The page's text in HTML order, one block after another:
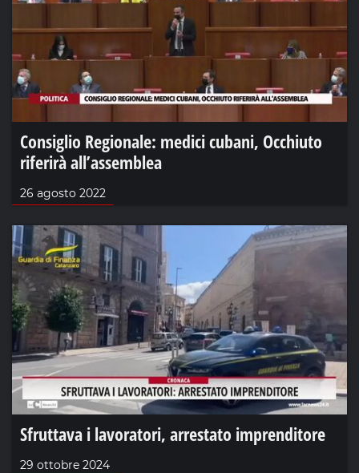
Consiglio Regionale: medici cubani, Occhiuto
riferirà all’assemblea
26 agosto 2022
Sfruttava i lavoratori, arrestato imprenditore
29 ottobre 2024